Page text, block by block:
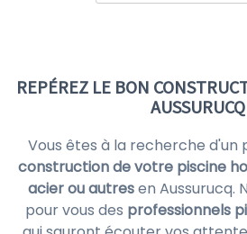
REPÉREZ LE BON
Vous êtes à la recherche
construction de votre piscine
acier ou autresen Aussurucq.
pour vous des professionnels